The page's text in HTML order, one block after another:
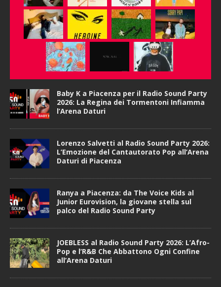
Baby K a Piacenza per il Radio Sound Party
2026: La Regina dei Tormentoni Infiamma
l’Arena Daturi
Lorenzo Salvetti al Radio Sound Party 2026:
L’Emozione del Cantautorato Pop all’Arena
Daturi di Piacenza
Ranya a Piacenza: da The Voice Kids al
Junior Eurovision, la giovane stella sul
palco del Radio Sound Party
JOEBLESS al Radio Sound Party 2026: L’Afro-
Pop e l’R&B Che Abbattono Ogni Confine
all’Arena Daturi